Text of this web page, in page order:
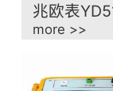
兆欧表
more >>